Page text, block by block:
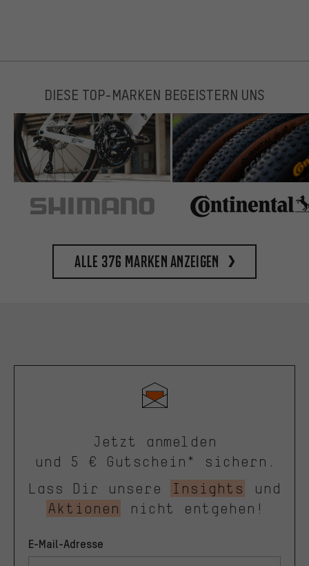
DIESE TOP-MARKEN BEGEISTERN UNS
Alle 376 Marken anzeigen
Jetzt anmelden
und 5 € Gutschein* sichern.
Lass Dir unsere
Insights
und
Aktionen
nicht entgehen!
E-Mail-Adresse